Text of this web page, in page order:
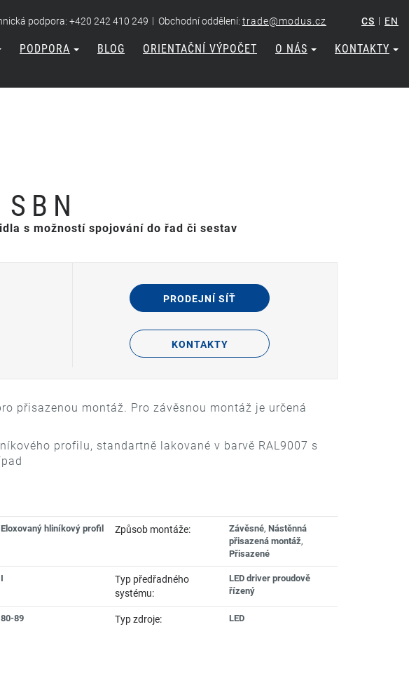
podpora: +420 242 410 249 | Obchodní oddělení: trade@modus.cz CS | EN
PODPORA BLOG ORIENTAČNÍ VÝPOČET O NÁS KONTAKTY
s možností spojování do řad či sestav
PRODEJNÍ SÍŤ
KONTAKTY
přisazenou montáž. Pro závěsnou montáž je určená
profilu, standartně lakované v barvě RAL9007 s
Eloxovaný hliníkový profil Způsob montáže: Závěsné, Nástěnná
přisazená montáž,
Přisazené
I
Typ předřadného
systému:
LED driver proudově
řízený
80-89 Typ zdroje: LED